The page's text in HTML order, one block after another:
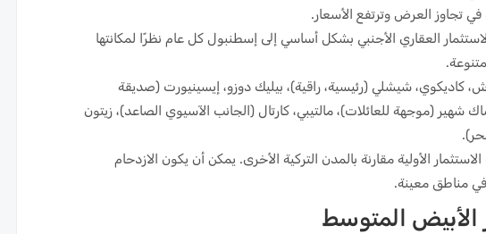
تجاوز العرض وترتفع الأسعار.
العقاري الأجنبي بشكل أساسي إلى إسطنبول كل عام نظرًا لمكانتها
كاديكوي، شيشلي (رئيسية، راقية)، بيليك دوزو، إيسينيورت (صديقة
شهير (موجهة للعائلات)، مالتيبي، كارتال (الجانب الآسيوي الصاعد)، زيتون
الاستثمار الأولية مقارنة بالمدن التركية الأخرى. يمكن أن يكون الازدحام
في مناطق معينة.
الأبيض المتوسط